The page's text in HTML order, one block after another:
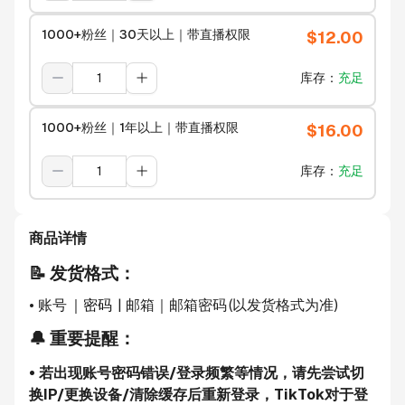
1000+粉丝｜30天以上｜带直播权限 $12.00
库存 ： 充足
1000+粉丝｜1年以上｜带直播权限 $16.00
库存 ： 充足
商品详情
📝 发货格式：
• 账号 ｜密码 | 邮箱｜邮箱密码(以发货格式为准)
🔔 重要提醒：
• 若出现账号密码错误/登录频繁等情况，请先尝试切
换IP/更换设备/清除缓存后重新登录，TikTok对于登